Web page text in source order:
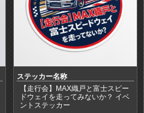
ステッカー名称
【走行会】MAX織戸と富士スピー
ドウェイを走ってみないか？ イベ
ントステッカー